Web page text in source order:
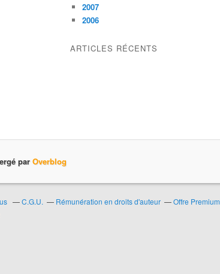
2007
2006
ARTICLES RÉCENTS
par Overblog
C.G.U. Rémunération en droits d'auteur Offre Premium